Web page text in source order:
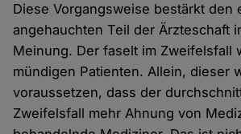
Diese Vorgangsweise bestärkt den
angehauchten Teil der Ärzteschaft
Meinung. Der faselt im Zweifelsfall
mündigen Patienten. Allein, dieser
voraussetzen, dass der
Zweifelsfall mehr Ahnung von